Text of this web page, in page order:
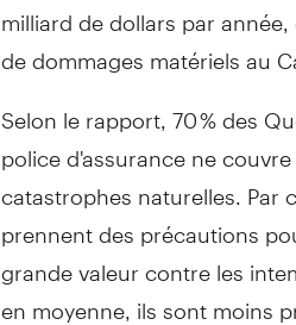
milliard de dollars par
de dommages matériels au
Selon le rapport, 70 % des
police d'assurance ne
catastrophes naturelles.
prennent des précautions
grande valeur contre les
en moyenne, ils sont moins